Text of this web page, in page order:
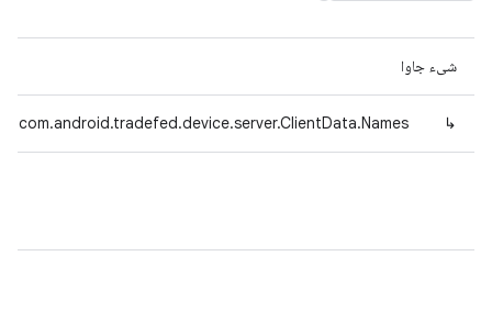
شیء جاوا
↳
com.android.tradefed.device.server.ClientData.Names